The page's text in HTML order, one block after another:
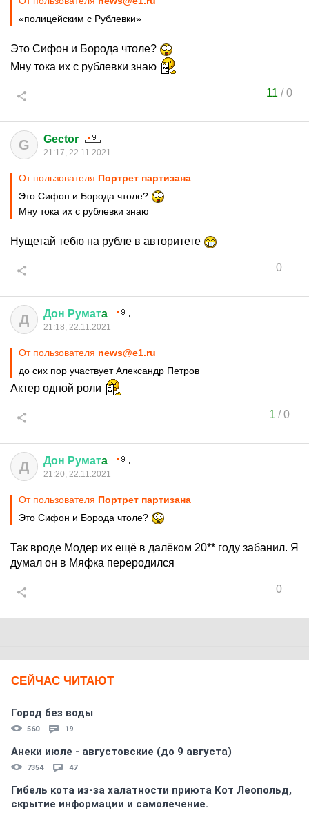
«полицейским с Рублевки»
Это Сифон и Борода чтоле?
Мну тока их с рублевки знаю
11 /0
G Gector
21:17, 22.11.2021
От пользователя Портрет партизана
Это Сифон и Борода чтоле?
Мну тока их с рублевки знаю
Нущетай тебю на рубле в авторитете
0
Д Дон Руматa
21:18, 22.11.2021
От пользователя news@e1.ru
до сих пор участвует Александр Петров
Актер одной роли
1 /0
Д Дон Руматa
21:20, 22.11.2021
От пользователя Портрет партизана
Это Сифон и Борода чтоле?
Так вроде Модер их ещё в далёком 20** году забанил. Я
думал он в Мяфка переродился
0
СЕЙЧАС ЧИТАЮТ
Город без воды
560 19
Анеки июле - августовские (до 9 августа)
7354 47
Гибель кота из-за халатности приюта Кот Леопольд,
скрытиe информации и самолечение.